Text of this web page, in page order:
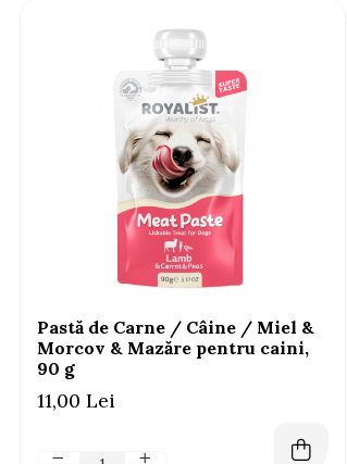
AFECTIUNI URINARE
AFECTIUNI OCULARE
AFECTIUNI URINARE
Pastă de Carne / Câine / Miel &
Morcov & Mazăre pentru caini,
90 g
11,00 Lei